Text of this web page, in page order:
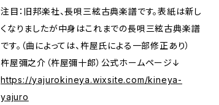
注目：旧邦楽社、長唄三絃古典楽譜です。表紙は新し
くなりましたが中身はこれまでの長唄三絃古典楽譜
です。（曲によっては、杵屋氏による一部修正あり）
杵屋彌之介（杵屋彌十郎）公式ホームページ↓
https://yajurokineya.wixsite.com/kineya-
yajuro